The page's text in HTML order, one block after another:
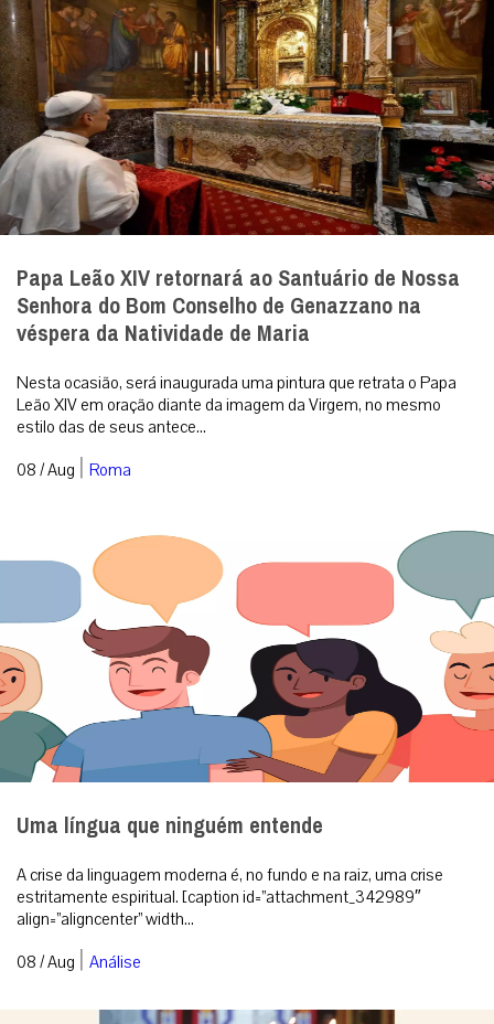
Papa Leão XIV retornará ao Santuário de Nossa
Senhora do Bom Conselho de Genazzano na
véspera da Natividade de Maria
Nesta ocasião, será inaugurada uma pintura que retrata o Papa
Leão XIV em oração diante da imagem da Virgem, no mesmo
estilo das de seus antece...
08 / Aug | Roma
Uma língua que ninguém entende
A crise da linguagem moderna é, no fundo e na raiz, uma crise
estritamente espiritual. [caption id=”attachment_342989″
align=”aligncenter” width...
08 / Aug | Análise